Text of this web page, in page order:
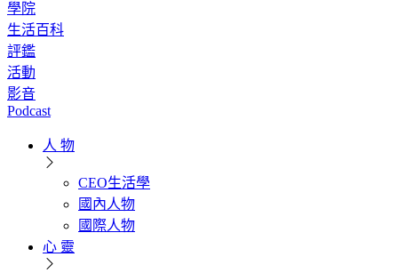
學院
生活百科
評鑑
活動
影音
Podcast
人 物
CEO生活學
國內人物
國際人物
心 靈